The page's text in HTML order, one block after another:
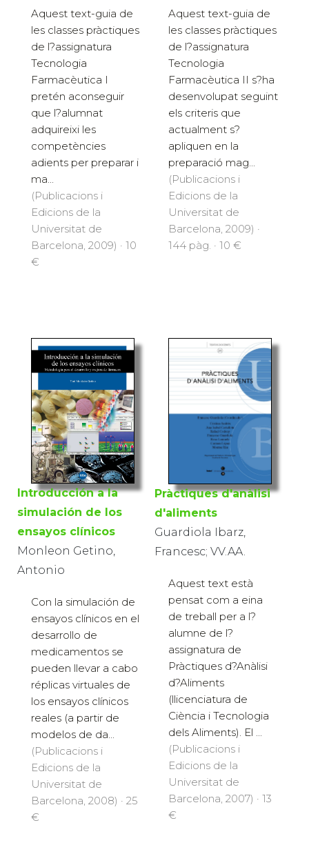
Aquest text-guia de
les classes pràctiques
de l?assignatura
Tecnologia
Farmacèutica I
pretén aconseguir
que l?alumnat
adquireixi les
competències
adients per preparar i
ma...
(Publicacions i
Edicions de la
Universitat de
Barcelona, 2009) · 10
€
Aquest text-guia de
les classes pràctiques
de l?assignatura
Tecnologia
Farmacèutica II s?ha
desenvolupat seguint
els criteris que
actualment s?
apliquen en la
preparació mag...
(Publicacions i
Edicions de la
Universitat de
Barcelona, 2009) ·
144 pàg. · 10 €
Introducción a la
simulación de los
ensayos clínicos
Monleon Getino,
Antonio
Con la simulación de
ensayos clínicos en el
desarrollo de
medicamentos se
pueden llevar a cabo
réplicas virtuales de
los ensayos clínicos
reales (a partir de
modelos de da...
(Publicacions i
Edicions de la
Universitat de
Barcelona, 2008) · 25
€
Pràctiques d'anàlisi
d'aliments
Guardiola Ibarz,
Francesc; VV.AA.
Aquest text està
pensat com a eina
de treball per a l?
alumne de l?
assignatura de
Pràctiques d?Anàlisi
d?Aliments
(llicenciatura de
Ciència i Tecnologia
dels Aliments). El ...
(Publicacions i
Edicions de la
Universitat de
Barcelona, 2007) · 13
€